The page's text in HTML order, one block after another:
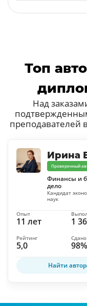
Топ
Над
преподавателей
Ирина
Проверенный
Финансы и
дело
Кандидат
наук
11 лет
Опыт
1
5,0
Рейтинг
98%
Найти